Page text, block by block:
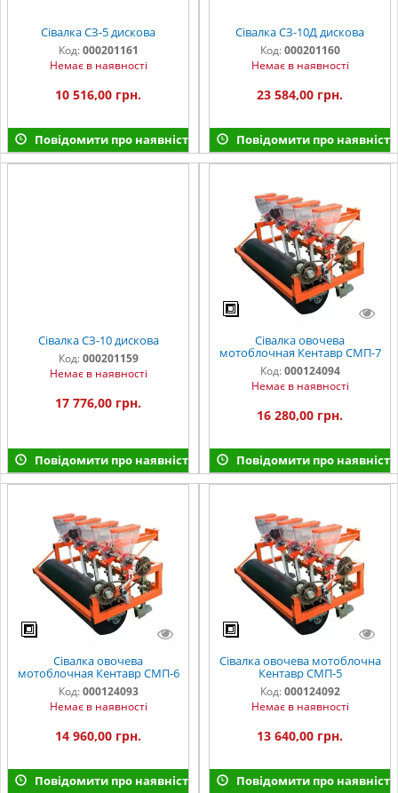
Сівалка СЗ-5 дискова
Код: 000201161
Немає в наявності
10 516,00 грн.
Повідомити про наявність
Сівалка СЗ-10Д дискова
Код: 000201160
Немає в наявності
23 584,00 грн.
Повідомити про наявність
Сівалка СЗ-10 дискова
Код: 000201159
Немає в наявності
17 776,00 грн.
Повідомити про наявність
Сівалка овочева
мотоблочная Кентавр СМП-7
Код: 000124094
Немає в наявності
16 280,00 грн.
Повідомити про наявність
Сівалка овочева
мотоблочная Кентавр СМП-6
Код: 000124093
Немає в наявності
14 960,00 грн.
Повідомити про наявність
Сівалка овочева мотоблочна
Кентавр СМП-5
Код: 000124092
Немає в наявності
13 640,00 грн.
Повідомити про наявність